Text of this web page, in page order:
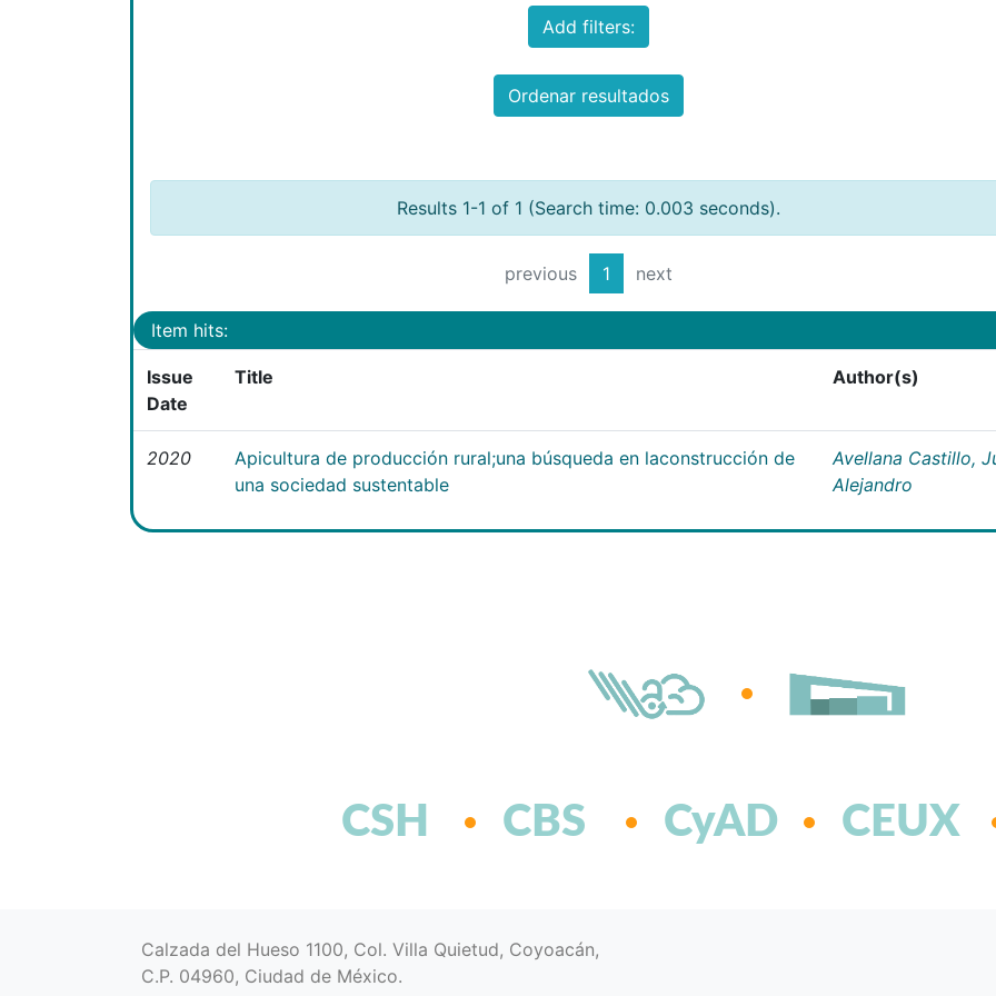
Add filters:
Ordenar resultados
Results 1-1 of 1 (Search time: 0.003 seconds).
previous 1 next
Item hits:
Issue
Date
Title Author(s)
2020
Apicultura de producción rural;una búsqueda en laconstrucción de
una sociedad sustentable
Avellana Castillo,
Alejandro
CSH CBS CyAD CEUX
Calzada del Hueso 1100, Col. Villa Quietud, Coyoacán,
C.P. 04960, Ciudad de México.